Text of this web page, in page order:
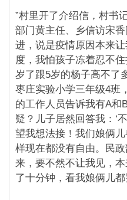
”村里开了介绍信，村书
部门黄主任、乡信访宋
进，说是疫情原因本来
度，我怕孩子冻着忍不
岁了跟5岁的杨子高不了
枣庄实验小学三年级4班
的工作人员告诉我有A和
疑？儿子居然回答我：‘
望我想法接！我们娘俩
样现在都没有自由。民
来，要不然不让我见，
了十分钟，看我娘俩儿